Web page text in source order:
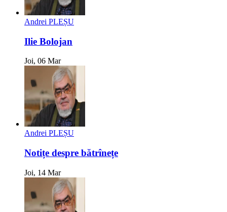
Andrei PLEȘU
Ilie Bolojan
Joi, 06 Mar
Andrei PLEȘU
Notițe despre bătrînețe
Joi, 14 Mar